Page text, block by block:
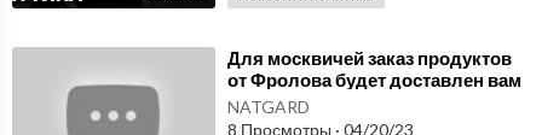
⁣Для москвичей заказ продуктов
от Фролова будет доставлен вам
в течение дня. Изделия с
микросферами
NATGARD
8 Просмотры · 04/20/23